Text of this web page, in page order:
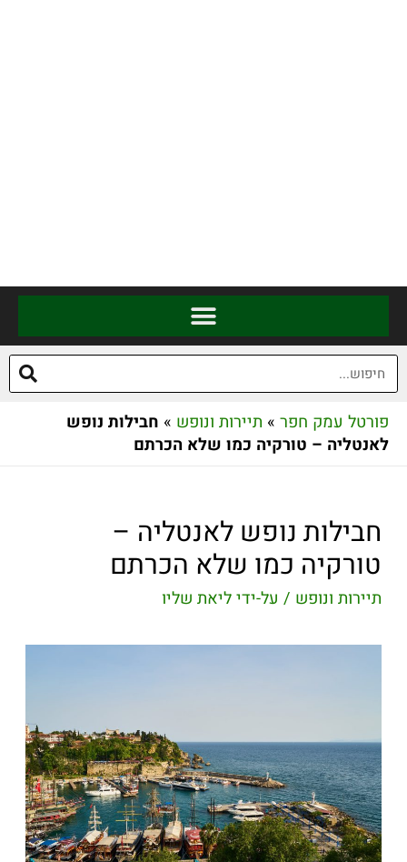
פורטל עמק חפר » תיירות ונופש » חבילות נופש
לאנטליה – טורקיה כמו שלא הכרתם
חבילות נופש לאנטליה –
טורקיה כמו שלא הכרתם
תיירות ונופש / על-ידיליאת שליו